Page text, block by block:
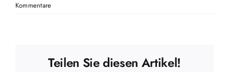
Kommentare
Teilen Sie diesen Artikel!